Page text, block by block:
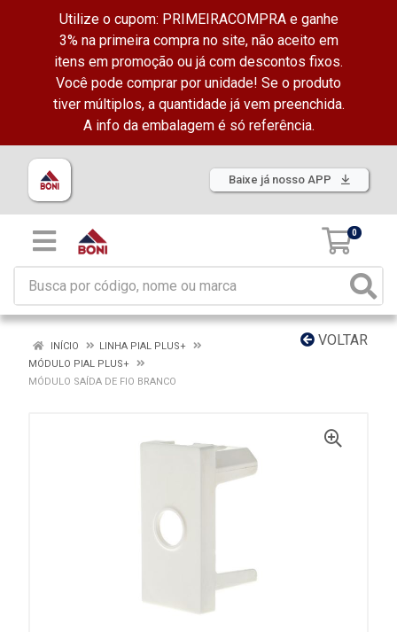
Utilize o cupom: PRIMEIRACOMPRA e ganhe
3% na primeira compra no site, não aceito em
itens em promoção ou já com descontos fixos.
Você pode comprar por unidade! Se o produto
tiver múltiplos, a quantidade já vem preenchida.
A info da embalagem é só referência.
Baixe já nosso APP
0
VOLTAR
INÍCIO
LINHA PIAL PLUS+
MÓDULO PIAL PLUS+
MÓDULO SAÍDA DE FIO BRANCO